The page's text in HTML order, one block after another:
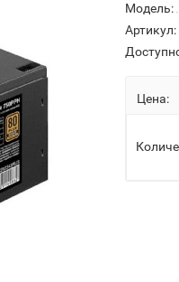
Модель:
Артикул:
Цена: